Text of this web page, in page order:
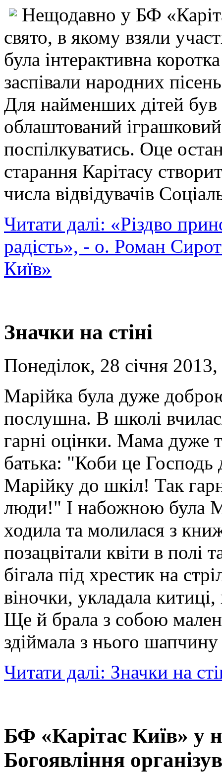
Нещодавно у БФ
свято, в якому взяли
була інтерактивна
заспівали народних
Для найменших дітей
облаштований
поспілкуватись. Оце
старання Карітасу
числа відвідувачів
Читати далі: «Різдво
радість», - о. Роман
Київ»
Значки на стіні
Понеділок, 28 січня
Марійка була дуже
послушна. В школі
гарні оцінки. Мама дуже
батька: "Коби це
Марійку до шкіл! Так
люди!" І набожною була
ходила та молилася з
позацвітали квіти в полі
бігала під хрестик на
віночки, укладала
Ще й брала з собою
здіймала з нього
Читати далі: Значки на
БФ «Карітас Київ» у
Богоявління